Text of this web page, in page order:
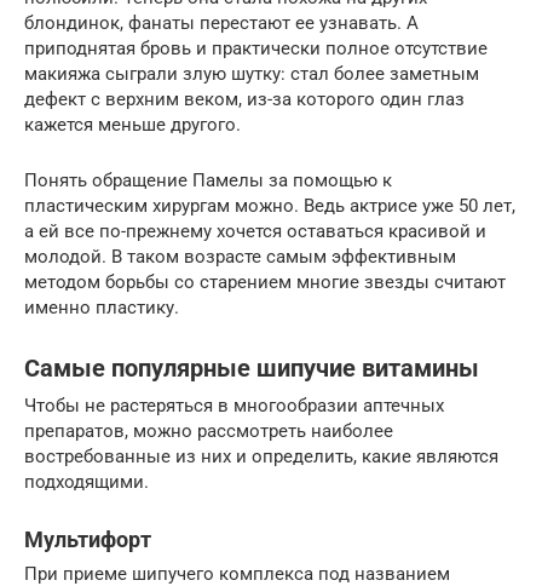
блондинок, фанаты перестают ее узнавать. А
приподнятая бровь и практически полное отсутствие
макияжа сыграли злую шутку: стал более заметным
дефект с верхним веком, из-за которого один глаз
кажется меньше другого.
Понять обращение Памелы за помощью к
пластическим хирургам можно. Ведь актрисе уже 50 лет,
а ей все по-прежнему хочется оставаться красивой и
молодой. В таком возрасте самым эффективным
методом борьбы со старением многие звезды считают
именно пластику.
Самые популярные шипучие витамины
Чтобы не растеряться в многообразии аптечных
препаратов, можно рассмотреть наиболее
востребованные из них и определить, какие являются
подходящими.
Мультифорт
При приеме шипучего комплекса под названием